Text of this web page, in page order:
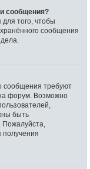
сообщения?
того, чтобы
сообщения
сообщения требуют
форум. Возможно
быть
получения